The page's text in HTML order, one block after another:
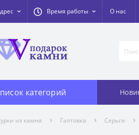
Время работы О нас
категорий
из камня Галтовка Серьги